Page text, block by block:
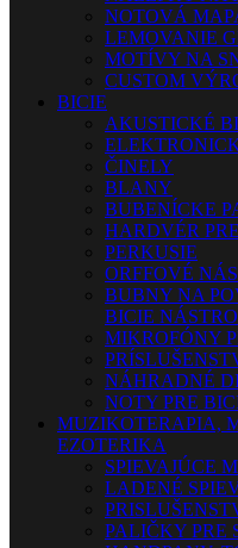
NOTOVÁ
LEMOVANIE
MOTÍVY NA
CUSTOM
BICIE
AKUSTICKÉ
ČINELY
BLANY
BUBENÍCKE
HARDVÉR
PERKUSIE
ORFFOVÉ
BUBNY NA
BICIE
MIKROFÓNY
NÁHRADNÉ
NOTY PRE
MUZIKOTERAPIA,
EZOTERIKA
SPIEVAJÚCE
LADENÉ
PALIČKY PRE